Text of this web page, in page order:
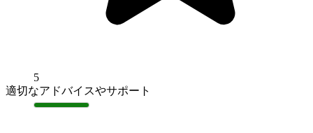
5
適切なアドバイスやサポート